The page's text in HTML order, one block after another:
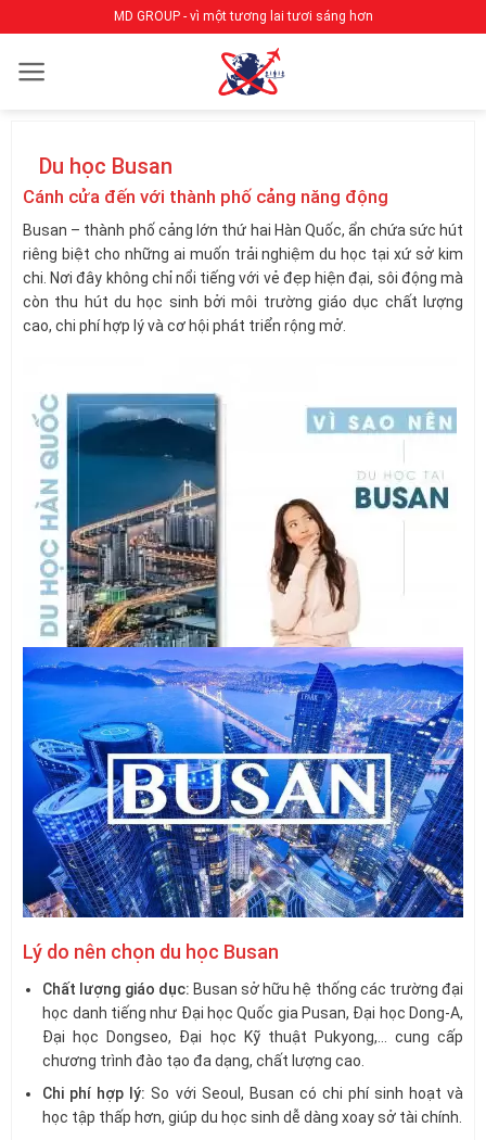
qua
nội
MD GROUP - vì một tương lai tươi sáng hơn
Du học Busan
Cánh cửa đến với thành phố cảng năng động
Busan – thành phố cảng lớn thứ hai Hàn Quốc, ẩn chứa sức hút
riêng biệt cho những ai muốn trải nghiệm du học tại xứ sở kim
chi. Nơi đây không chỉ nổi tiếng với vẻ đẹp hiện đại, sôi động mà
còn thu hút du học sinh bởi môi trường giáo dục chất lượng
cao, chi phí hợp lý và cơ hội phát triển rộng mở.
Lý do nên chọn du học Busan
Chất lượng giáo dục: Busan sở hữu hệ thống các trường đại
học danh tiếng như Đại học Quốc gia Pusan, Đại học Dong-A,
Đại học Dongseo, Đại học Kỹ thuật Pukyong,… cung cấp
chương trình đào tạo đa dạng, chất lượng cao.
Chi phí hợp lý: So với Seoul, Busan có chi phí sinh hoạt và
học tập thấp hơn, giúp du học sinh dễ dàng xoay sở tài chính.